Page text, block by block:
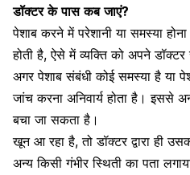
डॉक्टर के पास कब जाएं?
पेशाब करने में परेशानी या समस्या होना
होती है,ऐसे में व्यक्ति को अपने डॉक्टर
अगर पेशाब संबंधी कोई समस्या है या
जांच करना अनिवार्य होता है। इससे
बचा जा सकता है।
खून आ रहा है,तो डॉक्टर द्वारा ही
अन्य किसी गंभीर स्थिती का पता